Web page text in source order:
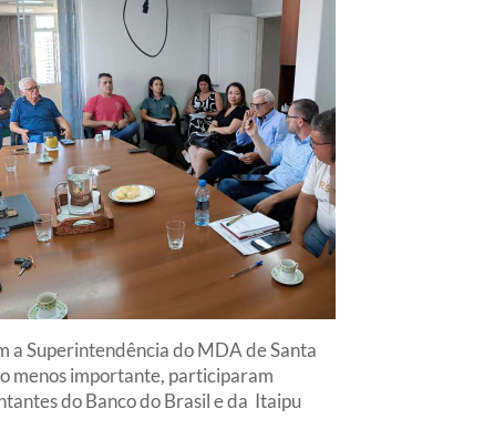
a Superintendência do MDA de Santa
menos importante, participaram
do Banco do Brasil e da Itaipu